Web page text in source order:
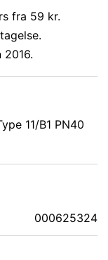
fra 59 kr.
11/B1 PN40
000625324